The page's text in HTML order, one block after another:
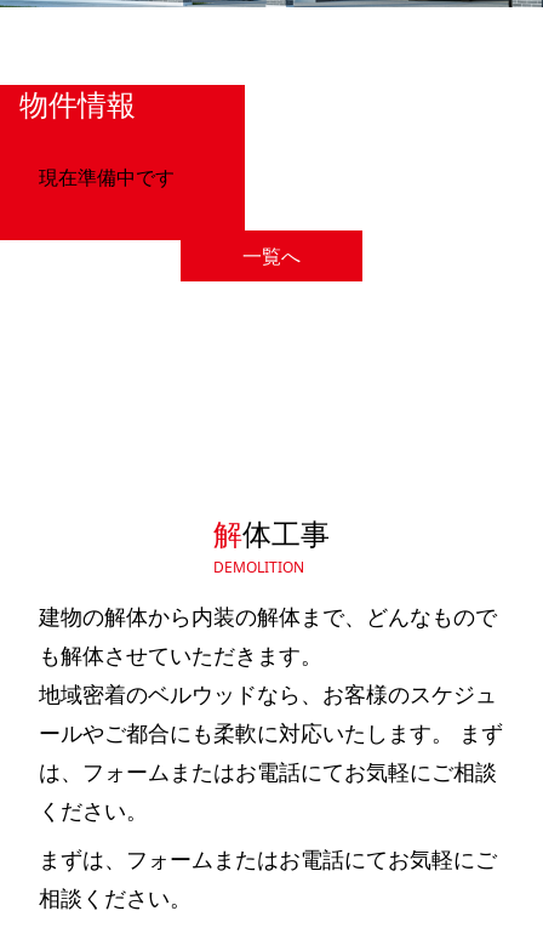
物件情報
現在準備中です
一覧へ
解体工事
DEMOLITION
建物の解体から内装の解体まで、どんなもので
も解体させていただきます。
地域密着のベルウッドなら、お客様のスケジュ
ールやご都合にも柔軟に対応いたします。 まず
は、フォームまたはお電話にてお気軽にご相談
ください。
まずは、フォームまたはお電話にてお気軽にご
相談ください。